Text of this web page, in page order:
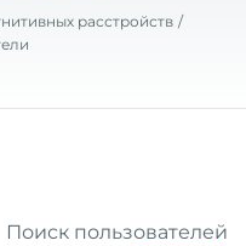
расстройств
Поиск пользователей